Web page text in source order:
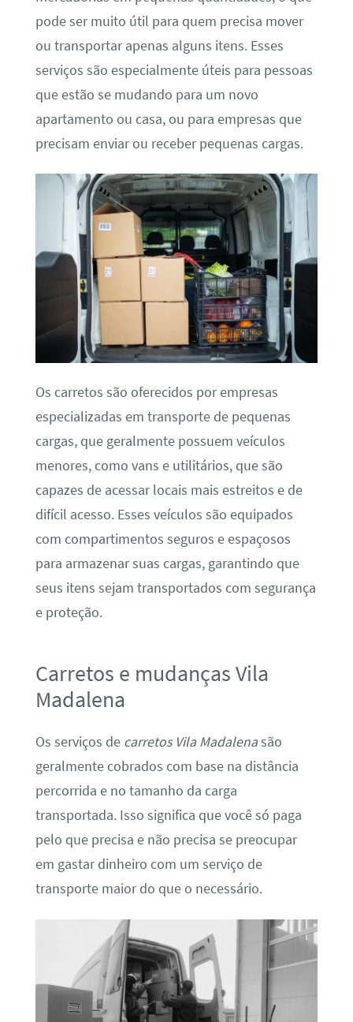
pode ser muito útil para quem precisa mover
ou transportar apenas alguns itens. Esses
serviços são especialmente úteis para pessoas
que estão se mudando para um novo
apartamento ou casa, ou para empresas que
precisam enviar ou receber pequenas cargas.
Os carretos são oferecidos por empresas
especializadas em transporte de pequenas
cargas, que geralmente possuem veículos
menores, como vans e utilitários, que são
capazes de acessar locais mais estreitos e de
difícil acesso. Esses veículos são equipados
com compartimentos seguros e espaçosos
para armazenar suas cargas, garantindo que
seus itens sejam transportados com segurança
e proteção.
Carretos e mudanças Vila
Madalena
Os serviços de carretos Vila Madalenasão
geralmente cobrados com base na distância
percorrida e no tamanho da carga
transportada. Isso significa que você só paga
pelo que precisa e não precisa se preocupar
em gastar dinheiro com um serviço de
transporte maior do que o necessário.